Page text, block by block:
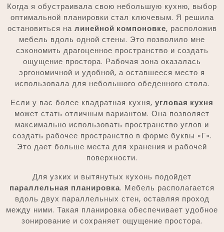
Когда я обустраивала свою небольшую кухню, выбор
оптимальной планировки стал ключевым. Я решила
остановиться на линейной компоновке, расположив
мебель вдоль одной стены. Это позволило мне
сэкономить драгоценное пространство и создать
ощущение простора. Рабочая зона оказалась
эргономичной и удобной, а оставшееся место я
использовала для небольшого обеденного стола.
Если у вас более квадратная кухня, угловая кухня
может стать отличным вариантом. Она позволяет
максимально использовать пространство углов и
создать рабочее пространство в форме буквы «Г».
Это дает больше места для хранения и рабочей
поверхности.
Для узких и вытянутых кухонь подойдет
параллельная планировка. Мебель располагается
вдоль двух параллельных стен, оставляя проход
между ними. Такая планировка обеспечивает удобное
зонирование и сохраняет ощущение простора.